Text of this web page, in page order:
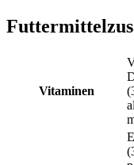
Vitaminen